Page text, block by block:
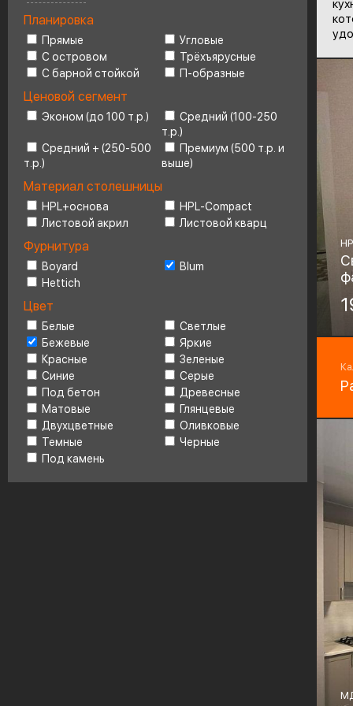
Ценовой сегмент 4
Планировка
Прямые
Угловые
С островом
Трёхъярусные
С барной стойкой
П-образные
Ценовой сегмент
Эконом (до 100 т.р.)
Средний (100-250
т.р.)
Средний + (250-500
т.р.)
Премиум (500 т.р. и
выше)
Материал столешницы
HPL+основа
HPL-Compact
Листовой акрил
Листовой кварц
Фурнитура
Boyard
Blum
Hettich
Цвет
Белые
Светлые
Бежевые
Яркие
Красные
Зеленые
Синие
Серые
Под бетон
Древесные
Матовые
Глянцевые
Двухцветные
Оливковые
Темные
Черные
Под камень